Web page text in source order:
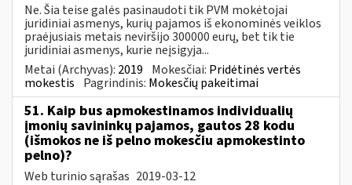
Ne. Šia teise galės pasinaudoti tik PVM mokėtojai
juridiniai asmenys, kurių pajamos iš ekonominės veiklos
praėjusiais metais neviršijo 300000 eurų, bet tik tie
juridiniai asmenys, kurie neįsigyja...
Metai (Archyvas): 2019 Mokesčiai: Pridėtinės vertės
mokestis Pagrindinis: Mokesčių pakeitimai
51. Kaip bus apmokestinamos individualių
įmonių savininkų pajamos, gautos 28 kodu
(išmokos ne iš pelno mokesčiu apmokestinto
pelno)?
Web turinio sąrašas 2019-03-12